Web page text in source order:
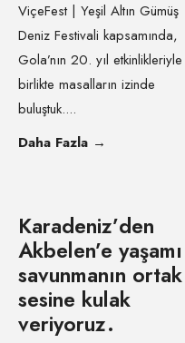
ViçeFest | Yeşil Altın Gümüş
Deniz Festivali kapsamında,
Gola’nın 20. yıl etkinlikleriyle
birlikte masalların izinde
buluştuk....
Daha Fazla →
Karadeniz’den
Akbelen’e yaşamı
savunmanın ortak
sesine kulak
veriyoruz.